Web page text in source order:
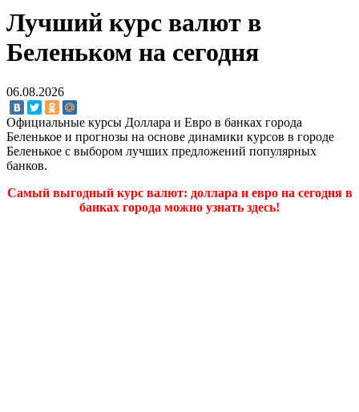
Лучший курс валют в
Беленьком на сегодня
06.08.2026
Официальные курсы Доллара и Евро в банках города
Беленькое и прогнозы на основе динамики курсов в городе
Беленькое с выбором лучших предложений популярных
банков.
Самый выгодный курс валют: доллара и евро на сегодня в
банках города можно узнать здесь!